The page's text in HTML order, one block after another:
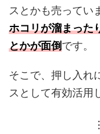
スとかも売ってい
ホコリが溜まった
とかが面倒です。
そこで、押し入れ
スとして有効活用